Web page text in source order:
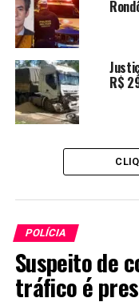
R$
POLÍCIA
Suspeito de
tráfico é